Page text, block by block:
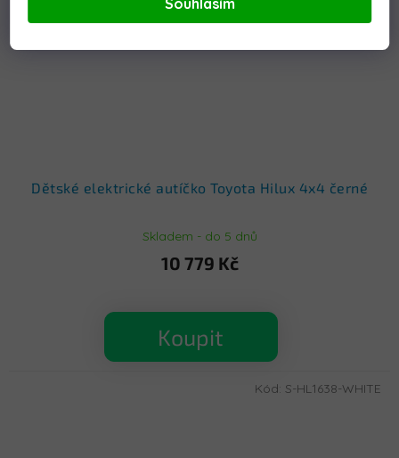
Souhlasím
Dětské elektrické autíčko Toyota Hilux 4x4 černé
Skladem - do 5 dnů
10 779 Kč
Koupit
Kód: S-HL1638-WHITE